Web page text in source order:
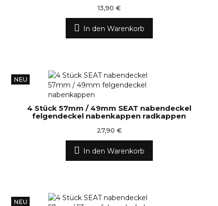
13,90 €
In den Warenkorb
NEU
4 Stück 57mm / 49mm SEAT nabendeckel
felgendeckel nabenkappen radkappen
27,90 €
In den Warenkorb
NEU